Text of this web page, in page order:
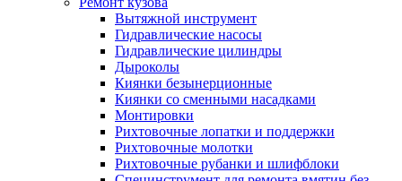
Вытяжной инструмент
Гидравлические насосы
Гидравлические цилиндры
Дыроколы
Киянки безынерционные
Киянки со сменными насадками
Монтировки
Рихтовочные лопатки и поддержки
Рихтовочные молотки
Рихтовочные рубанки и шлифблоки